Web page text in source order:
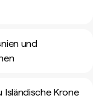
und
Isländische Krone